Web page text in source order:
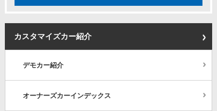
カスタマイズカー紹介
デモカー紹介
オーナーズカーインデックス